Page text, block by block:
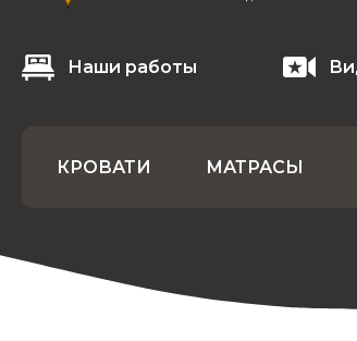
Наши работы
КРОВАТИ МАТРАСЫ